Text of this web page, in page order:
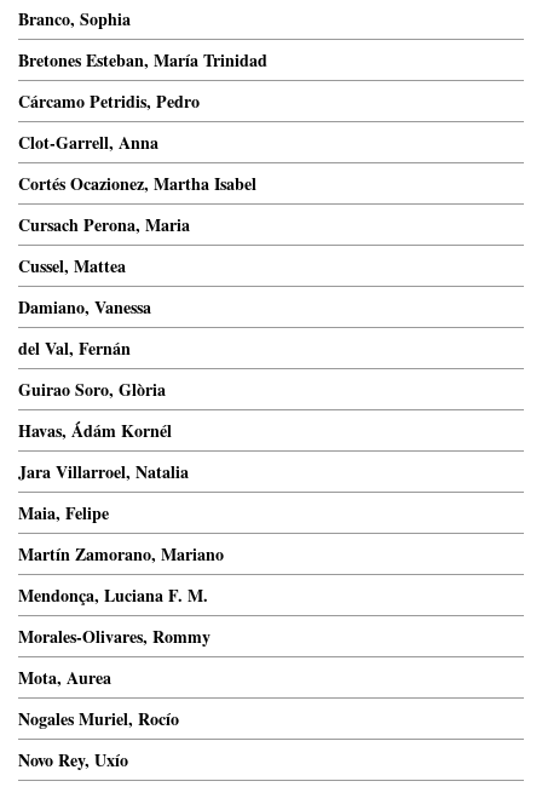
Branco, Sophia
Bretones Esteban, María Trinidad
Cárcamo Petridis, Pedro
Clot-Garrell, Anna
Cortés Ocazionez, Martha Isabel
Cursach Perona, Maria
Cussel, Mattea
Damiano, Vanessa
del Val, Fernán
Guirao Soro, Glòria
Havas, Ádám Kornél
Jara Villarroel, Natalia
Maia, Felipe
Martín Zamorano, Mariano
Mendonça, Luciana F. M.
Morales-Olivares, Rommy
Mota, Aurea
Nogales Muriel, Rocío
Novo Rey, Uxío